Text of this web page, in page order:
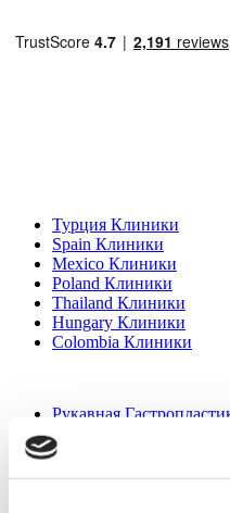
Турция Клиники
Spain Клиники
Mexico Клиники
Poland Клиники
Thailand Клиники
Hungary Клиники
Colombia Клиники
Рукавная
Ринопластика Турция
Грудной имплант